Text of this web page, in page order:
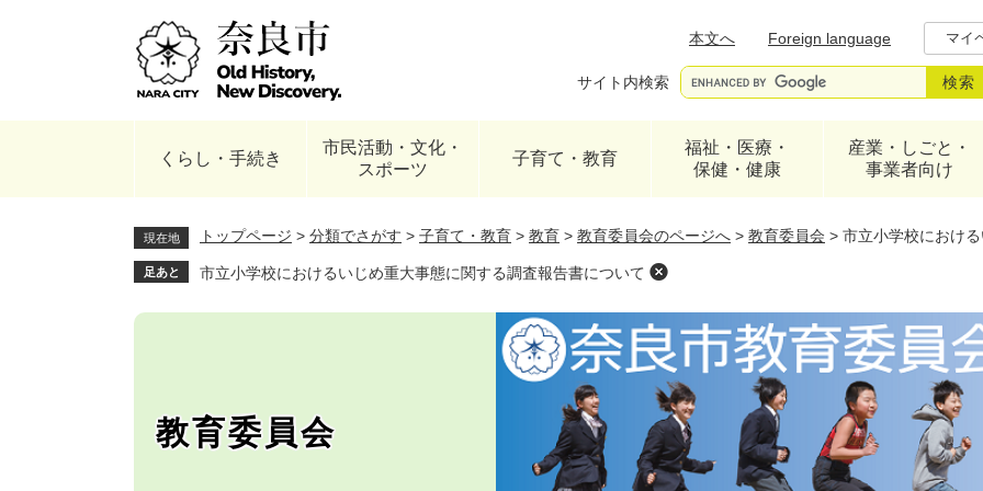
本文へ
Foreign language マイ
サイト内検索
くらし・手続き
市民活動・文化・
スポーツ
子育て・教育
福祉・医療・
保健・健康
産業・しごと・
事業者向け
現在地 トップページ > 分類でさがす > 子育て・教育 > 教育 > 教育委員会のページへ > 教育委員会 > 市立小学校におけ
足あと 市立小学校におけるいじめ重大事態に関する調査報告書について
教育委員会